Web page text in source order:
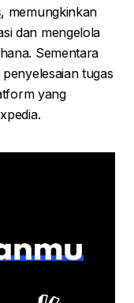
, memungkinkan
dan mengelola
Sementara
tugas
yang